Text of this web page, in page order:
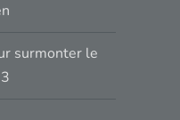
surmonter le